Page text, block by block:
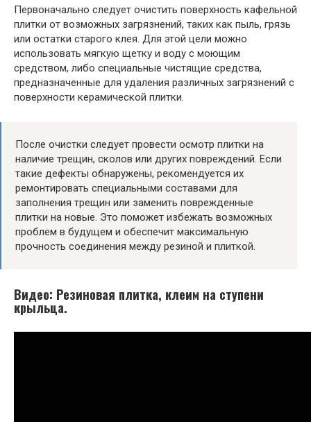
Первоначально следует очистить поверхность кафельной
плитки от возможных загрязнений, таких как пыль, грязь
или остатки старого клея. Для этой цели можно
использовать мягкую щетку и воду с моющим
средством, либо специальные чистящие средства,
предназначенные для удаления различных загрязнений с
поверхности керамической плитки.
После очистки следует провести осмотр плитки на
наличие трещин, сколов или других повреждений. Если
такие дефекты обнаружены, рекомендуется их
ремонтировать специальными составами для
заполнения трещин или заменить поврежденные
плитки на новые. Это поможет избежать возможных
проблем в будущем и обеспечит максимальную
прочность соединения между резиной и плиткой.
Видео: Резиновая плитка, клеим на ступени
крыльца.